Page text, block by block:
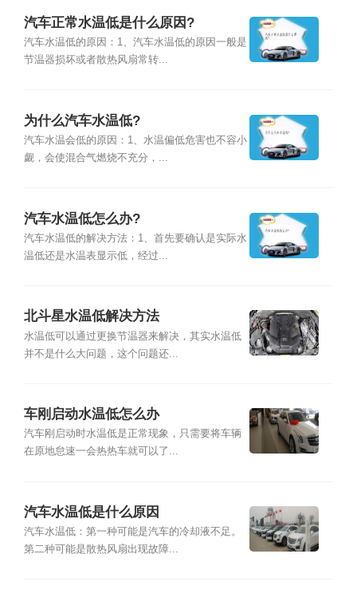
汽车正常水温低是什么原因?
汽车水温低的原因：1、汽车水温低的原因一般是
节温器损坏或者散热风扇常转...
为什么汽车水温低?
汽车水温会低的原因：1、水温偏低危害也不容小
觑，会使混合气燃烧不充分，...
汽车水温低怎么办?
汽车水温低的解决方法：1、首先要确认是实际水
温低还是水温表显示低，经过...
北斗星水温低解决方法
水温低可以通过更换节温器来解决，其实水温低
并不是什么大问题，这个问题还...
车刚启动水温低怎么办
汽车刚启动时水温低是正常现象，只需要将车辆
在原地怠速一会热热车就可以了...
汽车水温低是什么原因
汽车水温低：第一种可能是汽车的冷却液不足。
第二种可能是散热风扇出现故障...